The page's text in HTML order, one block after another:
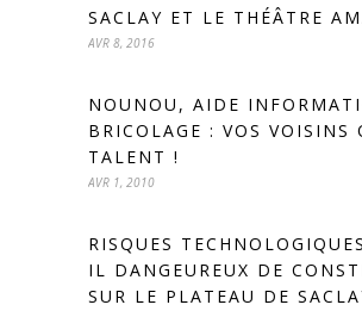
SACLAY ET LE THÉÂTRE
AVR 8, 2016
NOUNOU, AIDE
BRICOLAGE : VOS VOISINS
TALENT !
AVR 1, 2010
RISQUES
IL DANGEUREUX DE
SUR LE PLATEAU DE